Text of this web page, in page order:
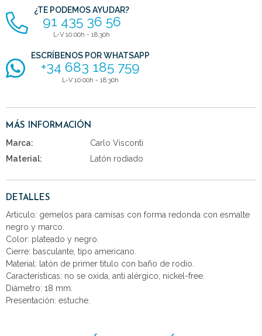
¿TE PODEMOS AYUDAR?
91 435 36 56
L-V 10:00h - 18:30h
ESCRÍBENOS POR WHATSAPP
+34 683 185 759
L-V 10:00h - 18:30h
MÁS INFORMACIÓN
Marca:
Carlo Visconti
Material:
Latón rodiado
DETALLES
Articulo: gemelos para camisas con forma redonda con esmalte
negro y marco.
Color: plateado y negro.
Cierre: basculante, tipo americano.
Material: latón de primer titulo con baño de rodio.
Características: no se oxida, anti alérgico, nickel-free.
Diámetro: 18 mm.
Presentación: estuche.